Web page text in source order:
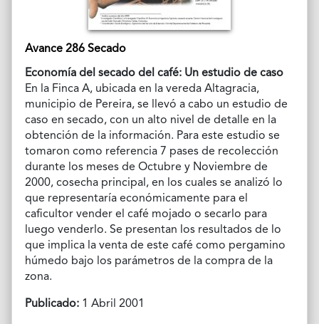
Avance 286 Secado
Economía del secado del café: Un estudio de caso
En la Finca A, ubicada en la vereda Altagracia,
municipio de Pereira, se llevó a cabo un estudio de
caso en secado, con un alto nivel de detalle en la
obtención de la información. Para este estudio se
tomaron como referencia 7 pases de recolección
durante los meses de Octubre y Noviembre de
2000, cosecha principal, en los cuales se analizó lo
que representaría económicamente para el
caficultor vender el café mojado o secarlo para
luego venderlo. Se presentan los resultados de lo
que implica la venta de este café como pergamino
húmedo bajo los parámetros de la compra de la
zona.
Publicado:1 Abril 2001